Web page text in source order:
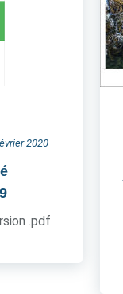
2020
.pdf